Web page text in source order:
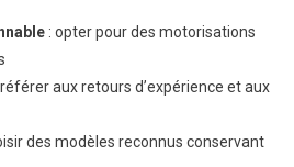
: opter pour des motorisations
référer aux retours d’expérience et aux
des modèles reconnus conservant